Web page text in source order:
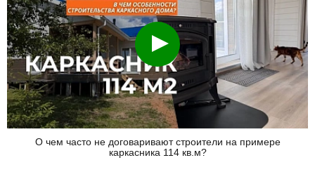
Смотреть
О чем часто не договаривают строители на примере
каркасника 114 кв.м?